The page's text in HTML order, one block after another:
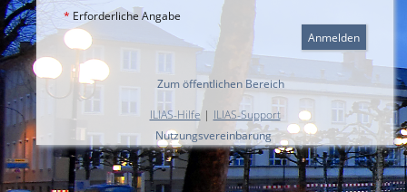
* Erforderliche Angabe
Anmelden
Zum öffentlichen Bereich
ILIAS-Hilfe| ILIAS-Support
Nutzungsvereinbarung